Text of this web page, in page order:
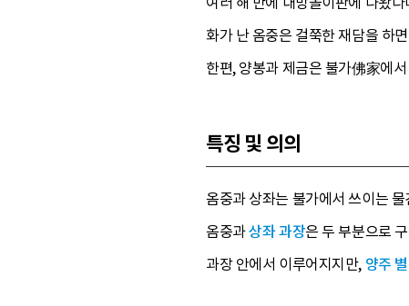
화가 난 옴중은 걸쭉한 재담을 하
한편, 양봉과 제금은 불가佛家에
특징 및 의의
옴중과 상좌는 불가에서 쓰이는
옴중과상좌 과장은 두 부분으로
과장 안에서 이루어지지만, 양주